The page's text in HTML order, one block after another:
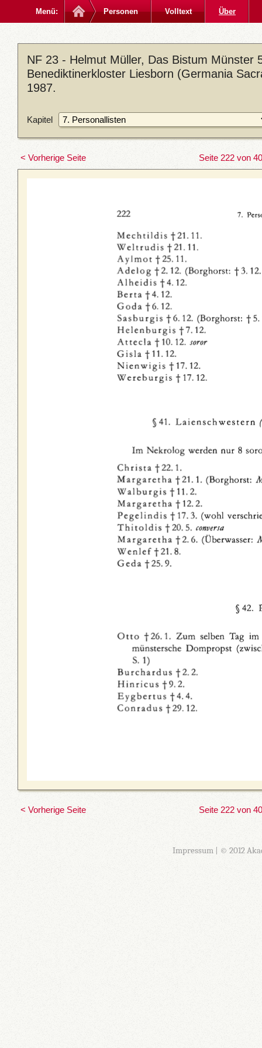
Menü: Personen Volltext Über
NF 23 - Helmut Müller, Das Bistum Münster
Benediktinerkloster Liesborn (Germania
1987.
Kapitel
< Vorherige Seite Seite 222 von
< Vorherige Seite Seite 222 von
Impressum| © 2012